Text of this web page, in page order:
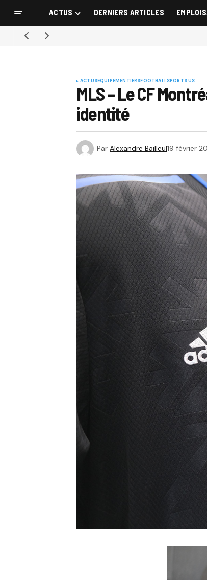
ACTUS DERNIERS ARTICLES
ACTUSEQUIPEMENTIERSFOOTBALLSPORTS US
MLS – Le CF
identité
Par Alexandre Bailleul19 février